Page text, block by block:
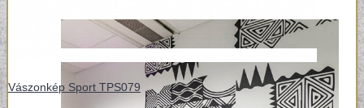
Vászonkép Sport TPS079